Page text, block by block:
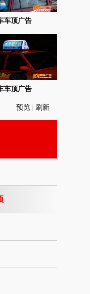
车顶广告
车顶广告
预览 | 刷新